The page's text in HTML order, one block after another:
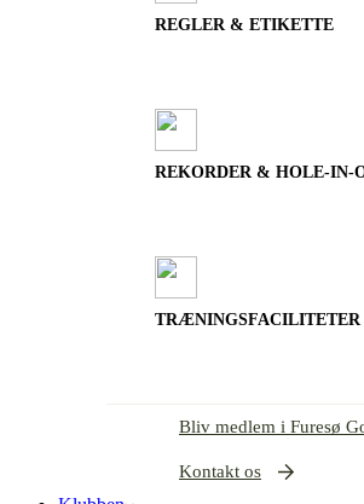
REGLER & ETIKETTE
REKORDER & HOLE-IN-
TRÆNINGSFACILITETER
Bliv medlem i Furesø
Kontakt os